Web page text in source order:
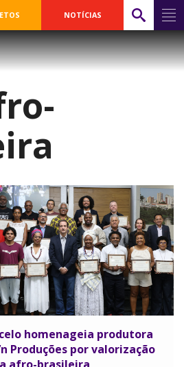
NOTÍCIAS
homenageia produtora
Produções por valorização